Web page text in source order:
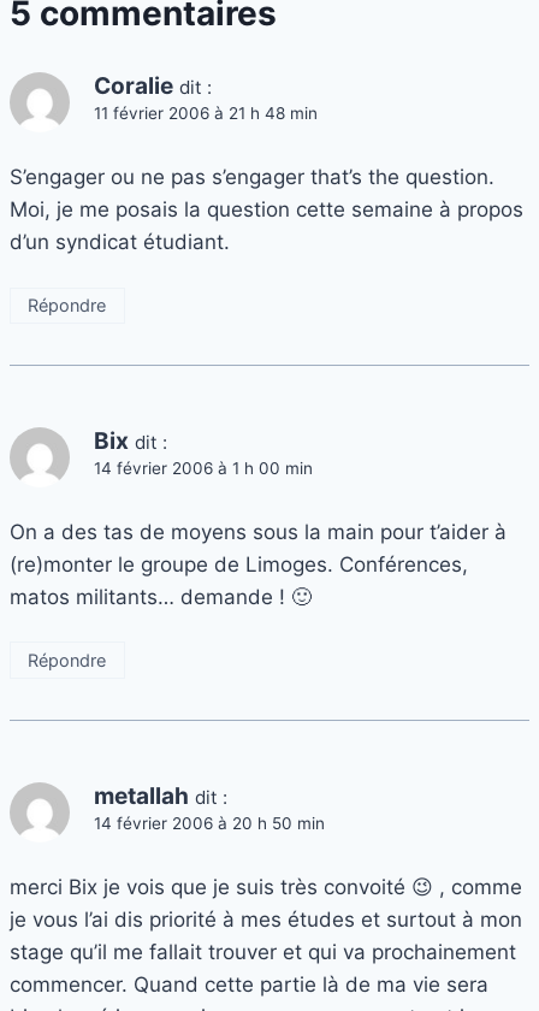
5 commentaires
Coralie dit :
11 février 2006 à 21 h 48 min
S’engager ou ne pas s’engager that’s the question.
Moi, je me posais la question cette semaine à propos
d’un syndicat étudiant.
Répondre
Bix dit :
14 février 2006 à 1 h 00 min
On a des tas de moyens sous la main pour t’aider à
(re)monter le groupe de Limoges. Conférences,
matos militants… demande ! 🙂
Répondre
metallah dit :
14 février 2006 à 20 h 50 min
merci Bix je vois que je suis très convoité 😉 , comme
je vous l’ai dis priorité à mes études et surtout à mon
stage qu’il me fallait trouver et qui va prochainement
commencer. Quand cette partie là de ma vie sera